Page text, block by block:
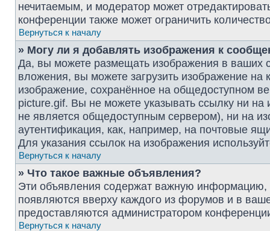
нечитаемым, и модератор может
конференции также может ограничить
Вернуться к началу
» Могу ли я добавлять изображения к
Да, вы можете размещать изображения в ваших
вложения, вы можете загрузить изображение
изображение, сохранённое на общедоступном
picture.gif. Вы не можете указывать ссылку ни
не является общедоступным сервером), ни на
аутентификация, как, например, на почтовые
Для указания ссылок на изображения
Вернуться к началу
» Что такое важные объявления?
Эти объявления содержат важную
появляются вверху каждого из форумов и в
предоставляются администратором
Вернуться к началу